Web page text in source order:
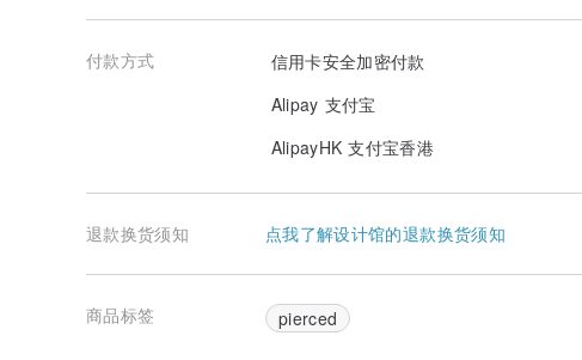
付款方式
信用卡安全加密付款
Alipay 支付宝
AlipayHK 支付宝香港
退款换货须知 点我了解设计馆的退款换货须知
商品标签 pierced